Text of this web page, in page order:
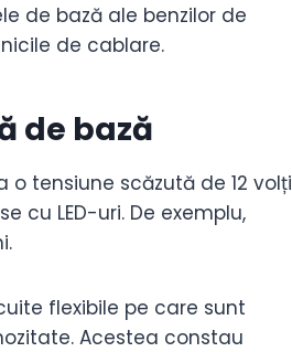
de bază ale benzilor de
de cablare.
de bază
o tensiune scăzută de 12 volți
cu LED-uri. De exemplu,
flexibile pe care sunt
Acestea constau